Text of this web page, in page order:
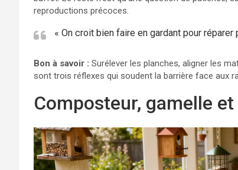
reproductions précoces.
« On croit bien faire en gardant pour
Bon à savoir : Surélever les planches, aligner les
sont trois réflexes qui soudent la barrière face aux
Composteur, gamelle